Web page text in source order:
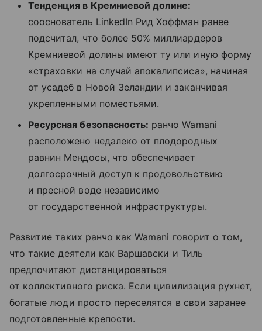
Тенденция в Кремниевой долине:
сооснователь LinkedIn Рид Хоффман ранее
подсчитал, что более 50% миллиардеров
Кремниевой долины имеют ту или иную форму
«страховки на случай апокалипсиса», начиная
от усадеб в Новой Зеландии и заканчивая
укрепленными поместьями.
Ресурсная безопасность: ранчо Wamani
расположено недалеко от плодородных
равнин Мендосы, что обеспечивает
долгосрочный доступ к продовольствию
и пресной воде независимо
от государственной инфраструктуры.
Развитие таких ранчо как Wamani говорит о том,
что такие деятели как Варшавски и Тиль
предпочитают дистанцироваться
от коллективного риска. Если цивилизация рухнет,
богатые люди просто переселятся в свои заранее
подготовленные крепости.